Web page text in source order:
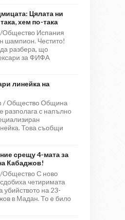
Цялата ни
хем по-така
Общество Испания
шампион. Честито!
разбера, що
за ФИФА
линейка на
/ Общество Община
разполага с напълно
Това съобщи
срещу 4-мата за
Кабаджов!
Общество С ново
четиримата
на 23-
в Мадан. То е било